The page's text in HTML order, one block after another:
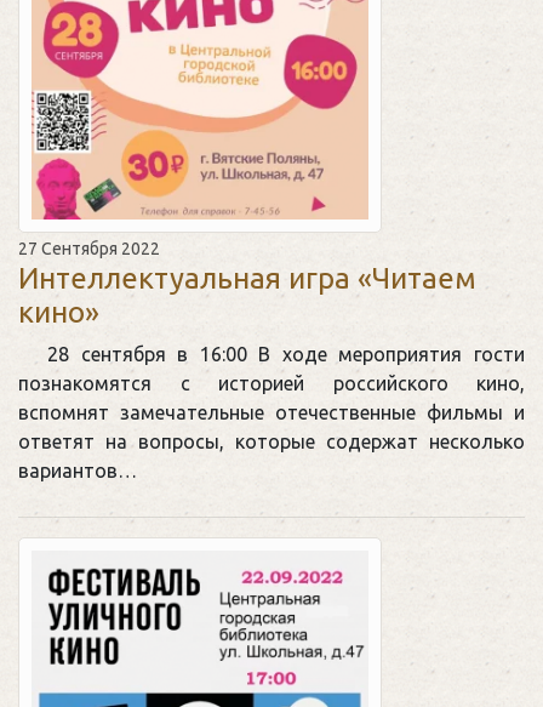
27 Сентября 2022
Интеллектуальная игра «Читаем
кино»
28 сентября в 16:00 В ходе мероприятия гости
познакомятся с историей российского кино,
вспомнят замечательные отечественные фильмы и
ответят на вопросы, которые содержат несколько
вариантов…